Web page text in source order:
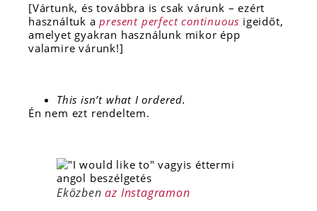
[Vártunk, és továbbra is csak várunk – ezért
használtuk apresent perfect continuous igeidőt,
amelyet gyakran használunk mikor épp
valamire várunk!]
This isn’t what I ordered.
Én nem ezt rendeltem.
Eközbenaz Instagramon